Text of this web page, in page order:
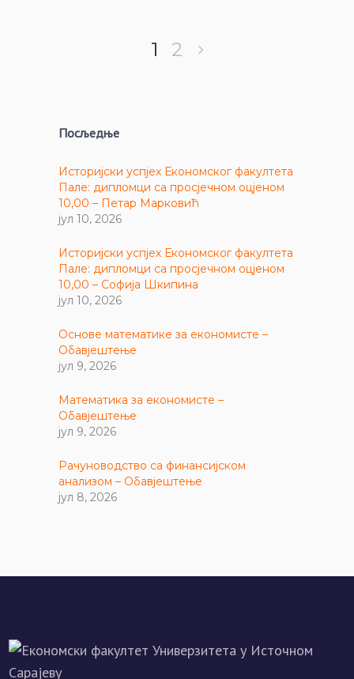
1 2
Посљедње
Историјски успјех Економског факултета
Пале: дипломци са просјечном оцјеном
10,00 – Петар Марковић
јул 10, 2026
Историјски успјех Економског факултета
Пале: дипломци са просјечном оцјеном
10,00 – Софија Шкипина
јул 10, 2026
Основе математике за економисте –
Обавјештење
јул 9, 2026
Математика за економисте –
Обавјештење
јул 9, 2026
Рачуноводство са финансијском
анализом – Обавјештење
јул 8, 2026